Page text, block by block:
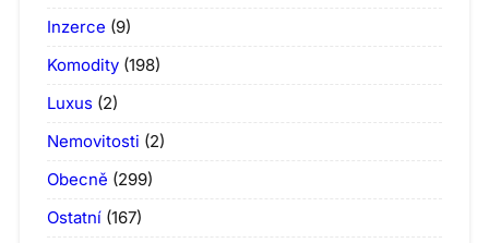
Inzerce (9)
Komodity (198)
Luxus (2)
Nemovitosti (2)
Obecně (299)
Ostatní (167)